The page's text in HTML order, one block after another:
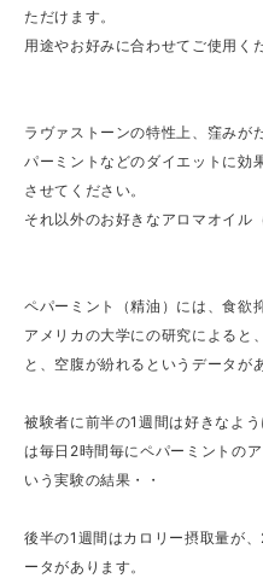
ただけます。
用途やお好みに合わせてご使用く
ラヴァストーンの特性上、窪みが
パーミントなどのダイエットに効
させてください。
それ以外のお好きなアロマオイル
ペパーミント（精油）には、食欲
アメリカの大学にの研究によると
と、空腹が紛れるというデータが
被験者に前半の1週間は好きなよ
は毎日2時間毎にペパーミントの
いう実験の結果・・
後半の1週間はカロリー摂取量が
ータがあります。